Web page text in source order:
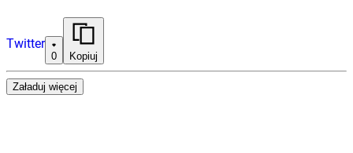
Twitter
0 Kopiuj
Załaduj więcej